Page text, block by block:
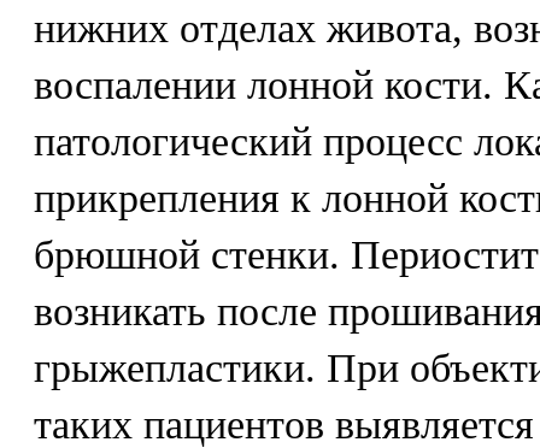
нижних отделах живота,
воспалении лонной кости.
патологический процесс
прикрепления к лонной
брюшной стенки.
возникать после
грыжепластики. При
таких пациентов